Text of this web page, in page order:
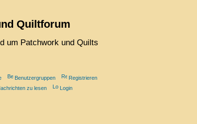
Quiltforum
um Patchwork und Quilts
Benutzergruppen
Registrieren
zu lesen
Login